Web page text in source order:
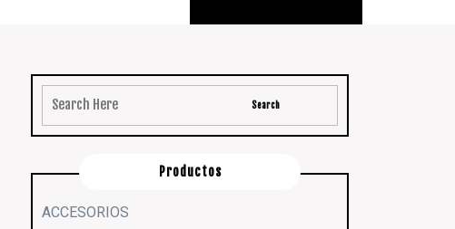
Productos
ACCESORIOS